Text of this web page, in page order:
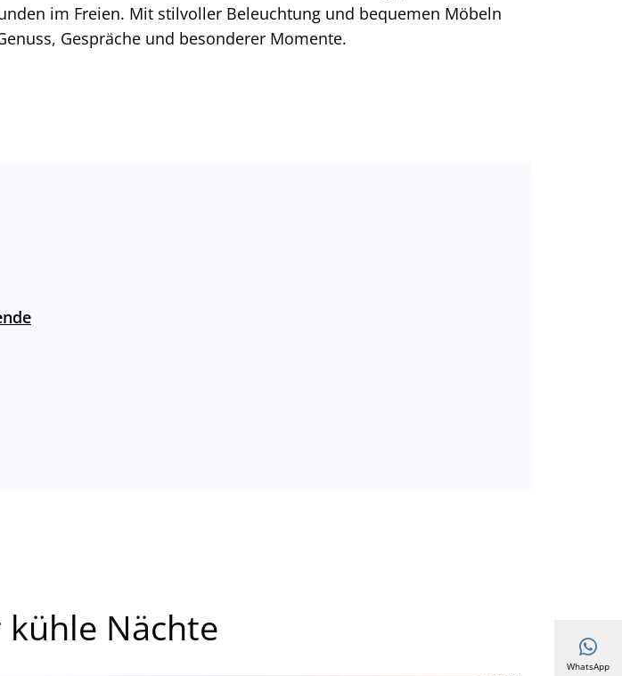
im Freien. Mit stilvoller Beleuchtung und bequemen Möbeln
Gespräche und besonderer Momente.
Nächte
WhatsApp